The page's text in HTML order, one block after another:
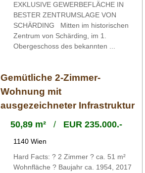
EXKLUSIVE GEWERBEFLÄCHE IN
BESTER ZENTRUMSLAGE VON
SCHÄRDING Mitten im historischen
Zentrum von Schärding, im 1.
Obergeschoss des bekannten ...
Gemütliche 2-Zimmer-
Wohnung mit
ausgezeichneter Infrastruktur
50,89 m²/ EUR 235.000.-
1140 Wien
Hard Facts: ? 2 Zimmer ? ca. 51 m²
Wohnfläche ? Baujahr ca. 1954, 2017